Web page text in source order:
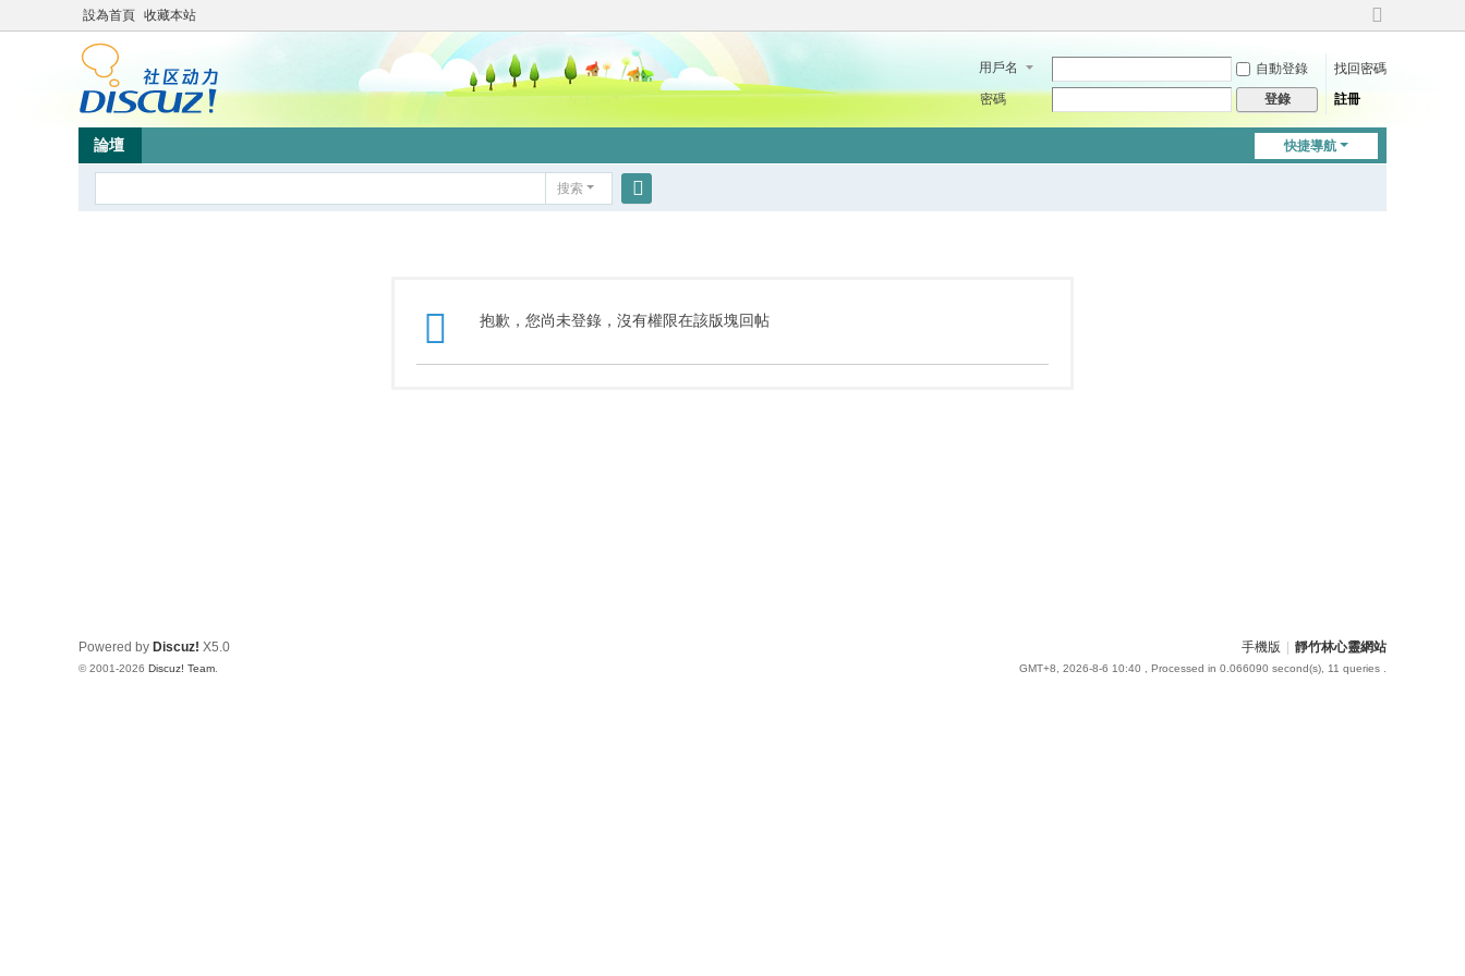
設為首頁 收藏本站
切
到
用戶名 自動登錄
找回密碼
密碼
登錄 註冊
快捷導航
論壇
搜索
抱歉，您尚未登錄，沒有權限在該版塊回帖
手機版 靜竹林心靈網站
GMT+8, 2026-8-6 10:40 , Processed in 0.066090 second(s), 11 queries .
Powered by Discuz! X5.0
© 2001-2026 Discuz! Team